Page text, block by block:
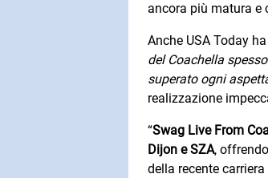
ancora più matura e
Anche USA Today
del Coachella
superato ogni
realizzazione
“Swag Live From
Dijon e SZA,
della recente carriera